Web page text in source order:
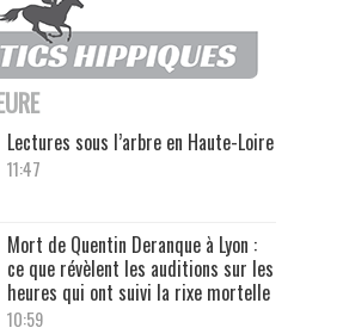
Lectures sous l’arbre en Haute-Loire
11:47
Mort de Quentin Deranque à Lyon :
ce que révèlent les auditions sur les
heures qui ont suivi la rixe mortelle
10:59